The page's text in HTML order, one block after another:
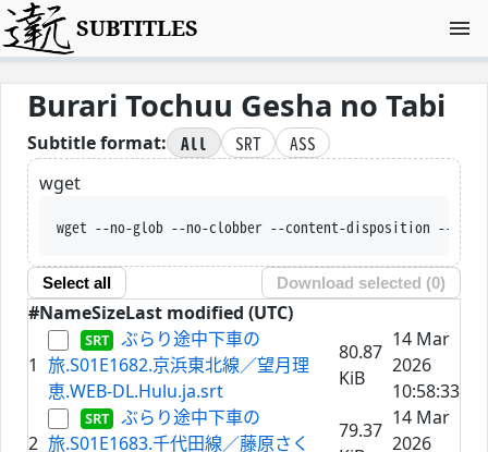
SUBTITLES
Burari Tochuu Gesha no Tabi
Subtitle format: All SRT
ASS
wget
wget --no-glob --no-clobber --content-
Select all Download selected (0)
#NameSizeLast modified (UTC)
1
ぶらり途中下車の
旅.S01E1682.京浜東北線／望月理
恵.WEB-DL.Hulu.ja.srt
80.87
KiB
14 Mar
2026
10:58:33
2
ぶらり途中下車の
旅.S01E1683.千代田線／藤原さく
79.37
14 Mar
2026